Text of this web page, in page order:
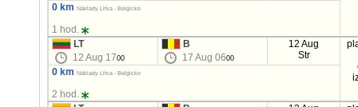
0 km Náklady Litva - Belgicko
1 hod.
LT
12 Aug 1700
B
17 Aug 0600
12 Aug
Str
0 km Náklady Litva - Belgicko
2 hod.